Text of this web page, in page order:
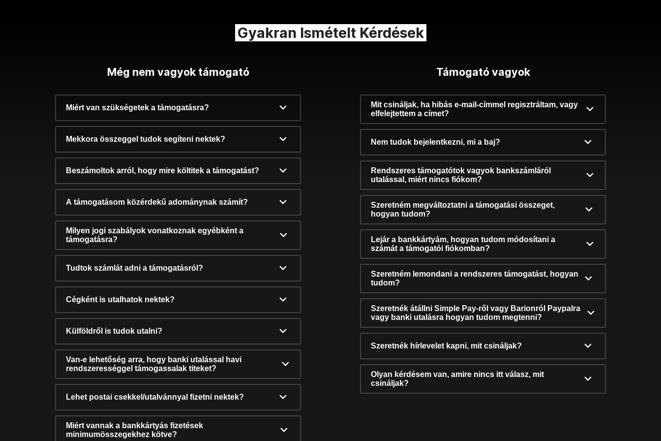
Gyakran Ismételt Kérdések
Még nem vagyok támogató
Miért van szükségetek a támogatásra?
Mekkora összeggel tudok segíteni nektek?
Beszámoltok arról, hogy mire költitek a támogatást?
A támogatásom közérdekű adománynak számít?
Milyen jogi szabályok vonatkoznak egyébként a
támogatásra?
Tudtok számlát adni a támogatásról?
Cégként is utalhatok nektek?
Külföldről is tudok utalni?
Van-e lehetőség arra, hogy banki utalással havi
rendszerességgel támogassalak titeket?
Lehet postai csekkel/utalvánnyal fizetni nektek?
Miért vannak a bankkártyás fizetések
minimumösszegekhez kötve?
Támogató vagyok
Mit csináljak, ha hibás e-mail-címmel regisztráltam, vagy
elfelejtettem a címet?
Nem tudok bejelentkezni, mi a baj?
Rendszeres támogatótok vagyok bankszámláról
utalással, miért nincs fiókom?
Szeretném megváltoztatni a támogatási összeget,
hogyan tudom?
Lejár a bankkártyám, hogyan tudom módosítani a
számát a támogatói fiókomban?
Szeretném lemondani a rendszeres támogatást, hogyan
tudom?
Szeretnék átállni Simple Pay-ről vagy Barionról Paypalra
vagy banki utalásra hogyan tudom megtenni?
Szeretnék hírlevelet kapni, mit csináljak?
Olyan kérdésem van, amire nincs itt válasz, mit
csináljak?